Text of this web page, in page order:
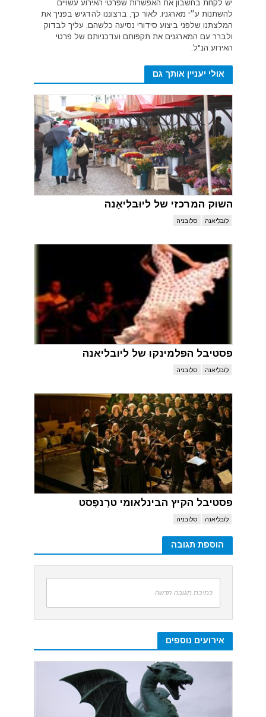
יש לקחת בחשבון את האפשרות שפרטי האירוע עשויים
להשתנות ע״י מארגניו. לאור כך, ברצוננו להדגיש בפניך את
המלצתנו שלפני ביצוע סידורי נסיעה כלשהם, עליך לבדוק
ולברר עם המארגנים את תקפותם ועדכניותם של פרטי
האירוע הנ"ל.
אולי יעניין אותך גם
השוק המרכזי של ליוּבּלִיאָנה
לובליאנה סלובניה
פסטיבל הפלמינקו של ליובליאנה
לובליאנה סלובניה
פסטיבל הקיץ הבינלאומי טרָנפֶסט
לובליאנה סלובניה
הוספת תגובה
כתיבת תגובה חדשה
אירועים נוספים